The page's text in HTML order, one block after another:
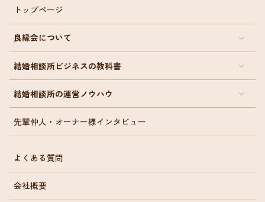
トップページ
良縁会について
結婚相談所ビジネスの教科書
結婚相談所の運営ノウハウ
先輩仲人・オーナー様インタビュー
よくある質問
会社概要